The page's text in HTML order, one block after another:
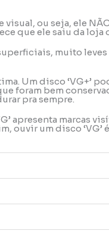
ou seja, ele
que ele saiu da loja
muito leves
Um disco ‘VG+’
foram bem
pra sempre.
apresenta marcas
ouvir um disco